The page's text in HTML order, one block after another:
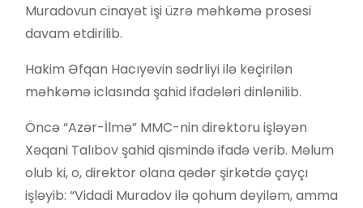
Muradovun cinayət işi üzrə məhkəmə prosesi
davam etdirilib.
Hakim Əfqan Hacıyevin sədrliyi ilə keçirilən
məhkəmə iclasında şahid ifadələri dinlənilib.
Öncə “Azər-İlmə” MMC-nin direktoru işləyən
Xəqani Talıbov şahid qismində ifadə verib. Məlum
olub ki, o, direktor olana qədər şirkətdə çayçı
işləyib: “Vidadi Muradov ilə qohum deyiləm, amma